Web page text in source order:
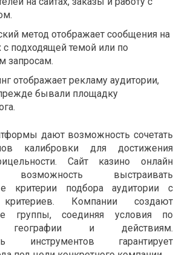
метод отображает сообщения на
с подходящей темой или по
запросам.
отображает рекламу аудитории,
бывали площадку
дают возможность сочетать
калибровки для достижения
Сайт казино онлайн
возможность выстраивать
критерии подбора аудитории с
Компании создают
группы, соединяя условия по
географии и действиям.
инструментов гарантирует